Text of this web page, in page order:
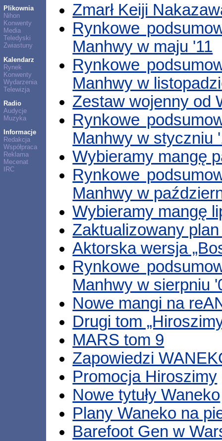
Plikownia
Nihon
Konwenty
Media
Teledyski
Zwiastuny
Kalendarz
Rynek
Konwenty
Wydarzenia
Telewizja
Radio
Audycje
Muzyka
Informacje
Redakcja
Współpraca
Reklama
Mecenat
IRC
Zmarł Keiji
Rynkowe
Manhwy w maju '11
Rynkowe
Manhwy w
Zestaw wojenny od
Rynkowe
Manhwy w styczniu
Wybieramy mangę
Rynkowe
Manhwy w
Wybieramy mangę
Zaktualizowany
Aktorska wersja
Rynkowe
Manhwy w sierpniu
Nowe mangi na
Drugi tom
MARS tom 9
Zapowiedzi
Promocja Hiroszimy
Nowe tytuły Waneko
Plany Waneko na
Barefoot Gen w